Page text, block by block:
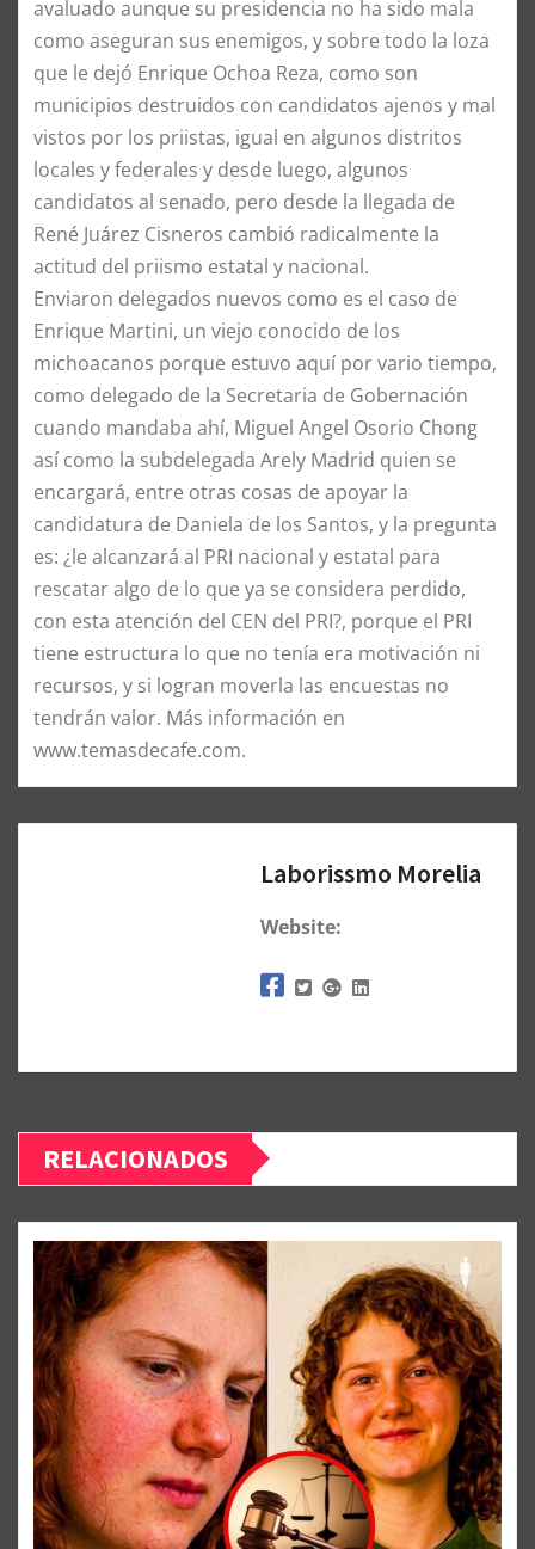
avaluado aunque su presidencia no ha sido mala
como aseguran sus enemigos, y sobre todo la loza
que le dejó Enrique Ochoa Reza, como son
municipios destruidos con candidatos ajenos y mal
vistos por los priistas, igual en algunos distritos
locales y federales y desde luego, algunos
candidatos al senado, pero desde la llegada de
René Juárez Cisneros cambió radicalmente la
actitud del priismo estatal y nacional.
Enviaron delegados nuevos como es el caso de
Enrique Martini, un viejo conocido de los
michoacanos porque estuvo aquí por vario tiempo,
como delegado de la Secretaria de Gobernación
cuando mandaba ahí, Miguel Angel Osorio Chong
así como la subdelegada Arely Madrid quien se
encargará, entre otras cosas de apoyar la
candidatura de Daniela de los Santos, y la pregunta
es: ¿le alcanzará al PRI nacional y estatal para
rescatar algo de lo que ya se considera perdido,
con esta atención del CEN del PRI?, porque el PRI
tiene estructura lo que no tenía era motivación ni
recursos, y si logran moverla las encuestas no
tendrán valor. Más información en
www.temasdecafe.com.
Laborissmo Morelia
Website:
RELACIONADOS